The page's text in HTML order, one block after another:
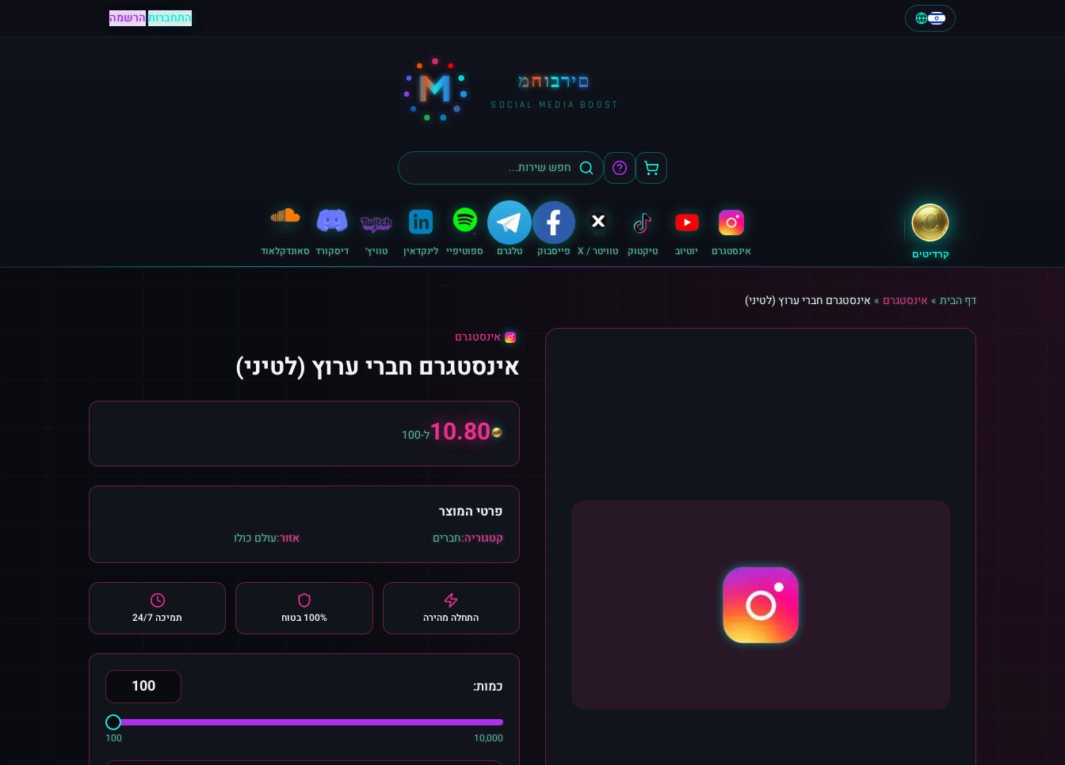
התחברות|הרשמה
M מחוברים
SOCIAL MEDIA BOOST
קרדיטים אינסטגרם יוטיוב טיקטוק טוויטר / X פייסבוק טלגרם ספוטיפיי לינקדאין טוויץ׳ דיסקורד סאונדקלאוד
דף הבית » אינסטגרם » אינסטגרם חברי ערוץ (לטיני)
אינסטגרם
אינסטגרם חברי ערוץ (לטיני)
10.80ל-100
פרטי המוצר
קטגוריה:חברים אזור:עולם כולו
התחלה מהירה 100% בטוח תמיכה 24/7
כמות:
100 10,000